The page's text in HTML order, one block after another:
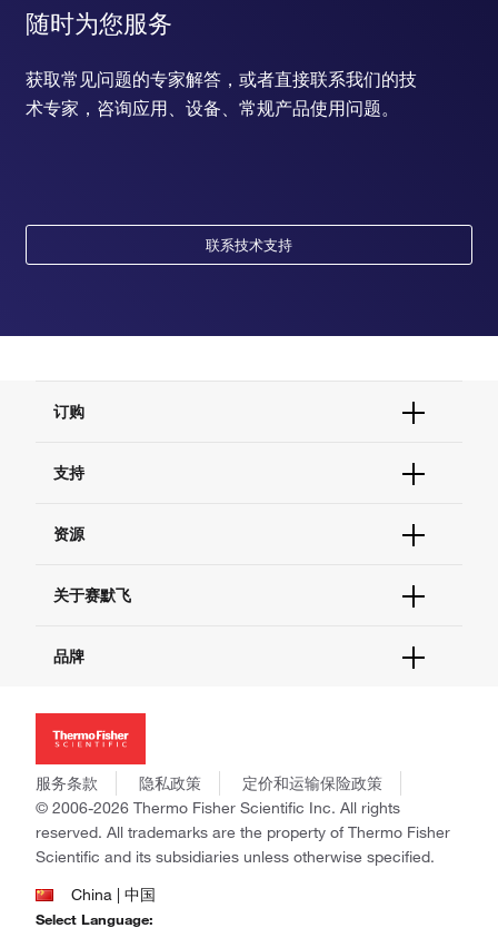
随时为您服务
获取常见问题的专家解答，或者直接联系我们的技
术专家，咨询应用、设备、常规产品使用问题。
联系技术支持
订购
订单支持
现货供应中心
支持
联系我们 - 400 820 8982
查找文件&证书
资源
促销
社交媒体
关于赛默飞
招聘
新闻
社会责任
商标
政策和通知
品牌
Applied Biosystems
Invitrogen
Gibco
Ion Torrent
Unity Lab Services
Patheon
PPD
服务条款 隐私政策
定价和运输保险政策
© 2006-2026 Thermo Fisher Scientific Inc. All rights
reserved. All trademarks are the property of Thermo Fisher
Scientific and its subsidiaries unless otherwise specified.
China | 中国
Select Language: